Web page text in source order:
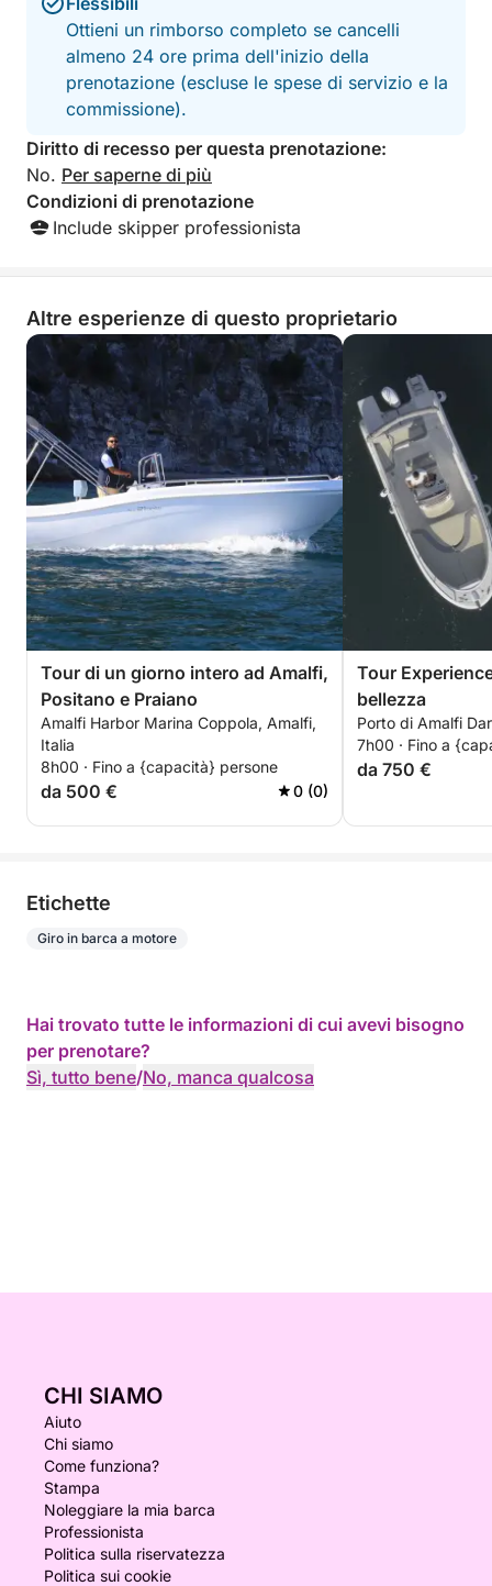
Un tour perfetto per coppie, famiglie o piccoli
gruppi che vogliono assaporare la Costiera
Amalfitana dal mare in modo semplice, rilassante e
autentico.
Carburante escluso
Ottieni un rimborso completo se cancelli
almeno 24 ore prima dell'inizio della
prenotazione (escluse le spese di servizio e la
commissione).
Diritto di recesso per questa prenotazione:
No. Per saperne di più
Condizioni di prenotazione
Include skipper professionista
Altre esperienze di questo proprietario
Tour di un giorno intero ad Amalfi,
Positano e Praiano
Amalfi Harbor Marina Coppola, Amalfi,
Italia
8h00 · Fino a {capacità} persone
da 500 € 0 (0)
Tour
bellezza
Porto di Amalfi
7h00 · Fino a
da 750 €
Etichette
Giro in barca a motore
Hai trovato tutte le informazioni di cui avevi bisogno
per prenotare?
Sì, tutto bene/No, manca qualcosa
CHI SIAMO
Aiuto
Chi siamo
Come funziona?
Stampa
Noleggiare la mia barca
Professionista
Politica sulla riservatezza
Politica sui cookie